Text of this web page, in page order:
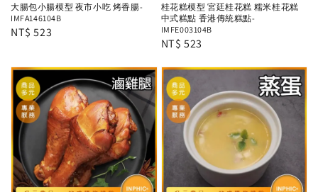
大腸包小腸模型 夜市小吃 烤香腸-
IMFA146104B
Regular
NT$ 523
桂花糕模型 宮廷桂花糕 糯米桂花糕
中式糕點 香港傳統糕點-
IMFE003104B
Regular
NT$ 523